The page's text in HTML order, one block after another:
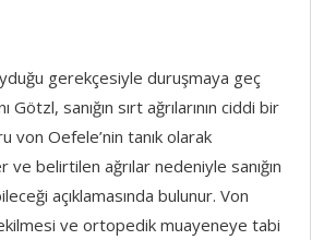
gerekçesiyle duruşmaya geç
Götzl, sanığın sırt ağrılarının ciddi bir
von Oefele’nin tanık olarak
ve belirtilen ağrılar nedeniyle sanığın
açıklamasında bulunur. Von
ve ortopedik muayeneye tabi